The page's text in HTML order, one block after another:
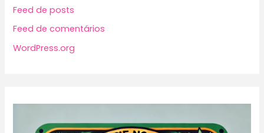
Feed de posts
Feed de comentários
WordPress.org